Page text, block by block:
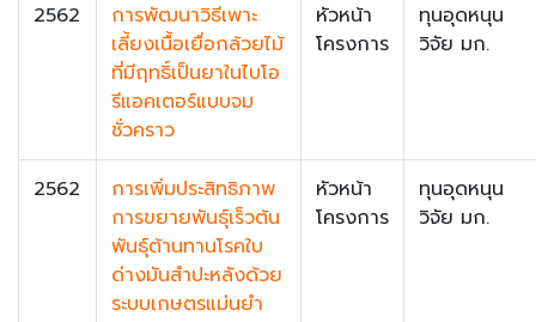
2562
การพัฒนาวิธีเพาะ
เลี้ยงเนื้อเยื่อกล้วยไม้
ที่มีฤทธิ์เป็นยาในไบโอ
รีแอคเตอร์แบบจม
ชั่วคราว
หัวหน้า
โครงการ
ทุนอุดหนุน
วิจัย มก.
2562
การเพิ่มประสิทธิภาพ
การขยายพันธุ์เร็วต้น
พันธุ์ต้านทานโรคใบ
ด่างมันสำปะหลังด้วย
ระบบเกษตรแม่นยำ
หัวหน้า
โครงการ
ทุนอุดหนุน
วิจัย มก.